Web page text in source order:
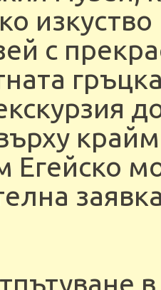
с
Егейско